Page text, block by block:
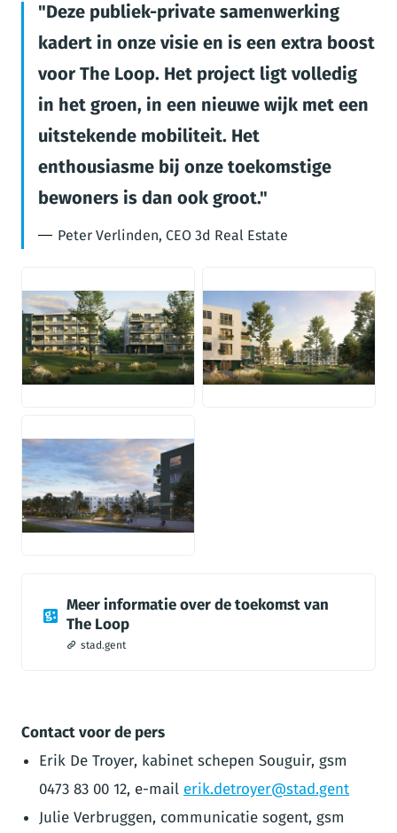
Deze publiek-private samenwerking
kadert in onze visie en is een extra boost
voor The Loop. Het project ligt volledig
in het groen, in een nieuwe wijk met een
uitstekende mobiliteit. Het
enthousiasme bij onze toekomstige
bewoners is dan ook groot.
Peter Verlinden, CEO 3d Real Estate
JPG JPG
JPG
Meer informatie over de toekomst van
The Loop
stad.gent
Contact voor de pers
Erik De Troyer, kabinet schepen Souguir, gsm
0473 83 00 12, e-mail erik.detroyer@stad.gent
Julie Verbruggen, communicatie sogent, gsm